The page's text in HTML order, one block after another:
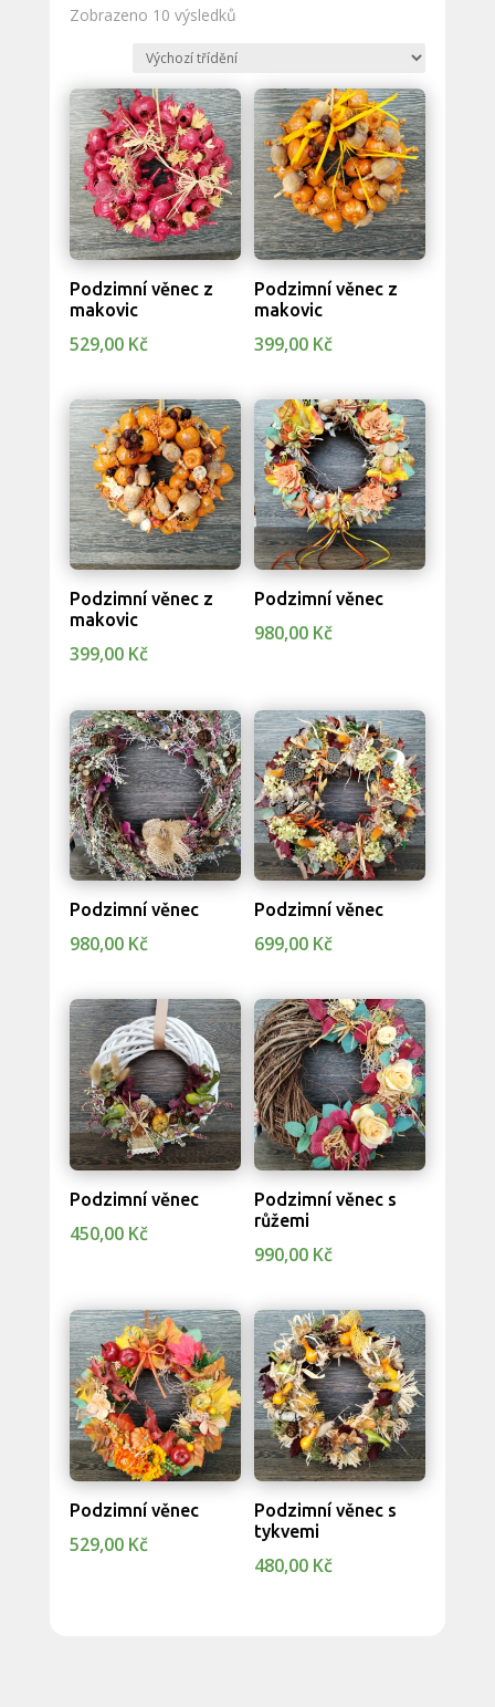
Zobrazeno 10 výsledků
Podzimní věnec z
makovic
529,00 Kč
Podzimní věnec z
makovic
399,00 Kč
Podzimní věnec z
makovic
399,00 Kč
Podzimní věnec
980,00 Kč
Podzimní věnec
980,00 Kč
Podzimní věnec
699,00 Kč
Podzimní věnec
450,00 Kč
Podzimní věnec s
růžemi
990,00 Kč
Podzimní věnec
529,00 Kč
Podzimní věnec s
tykvemi
480,00 Kč